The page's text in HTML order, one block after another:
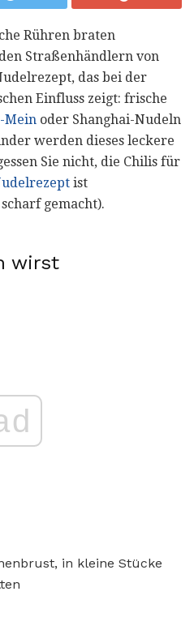
Rühren braten
Straßenhändlern von
das bei der
Einfluss zeigt: frische
Mein oder Shanghai-Nudeln
werden dieses leckere
Sie nicht, die Chilis für
ist
gemacht).
wirst
in kleine Stücke